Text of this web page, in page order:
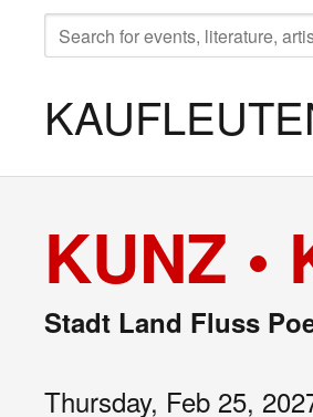
SEARCH
FOR:
KUNZ •
Stadt Land Fluss
Thursday, Feb 25,